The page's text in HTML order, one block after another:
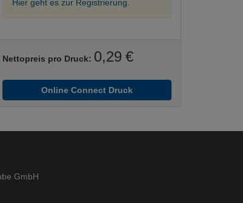
Nettopreis pro Druck: 0,29 €
Online Connect Druck
GmbH